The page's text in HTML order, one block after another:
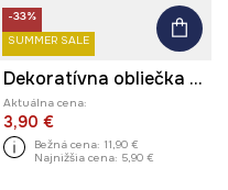
-33%
SUMMER SALE
Dekoratívna obliečka na vankúš
Aktuálna cena:
3,90 €
Bežná cena: 11,90 €
Najnižšia cena: 5,90 €